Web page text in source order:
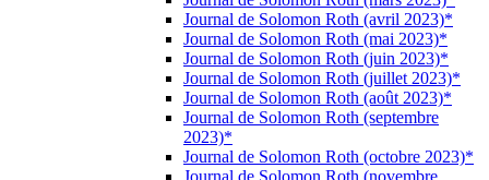
Journal de Solomon Roth (avril 2023)*
Journal de Solomon Roth (mai 2023)*
Journal de Solomon Roth (juin 2023)*
Journal de Solomon Roth (juillet 2023)*
Journal de Solomon Roth (août 2023)*
Journal de Solomon Roth (septembre
2023)*
Journal de Solomon Roth (octobre 2023)*
Journal de Solomon Roth (novembre